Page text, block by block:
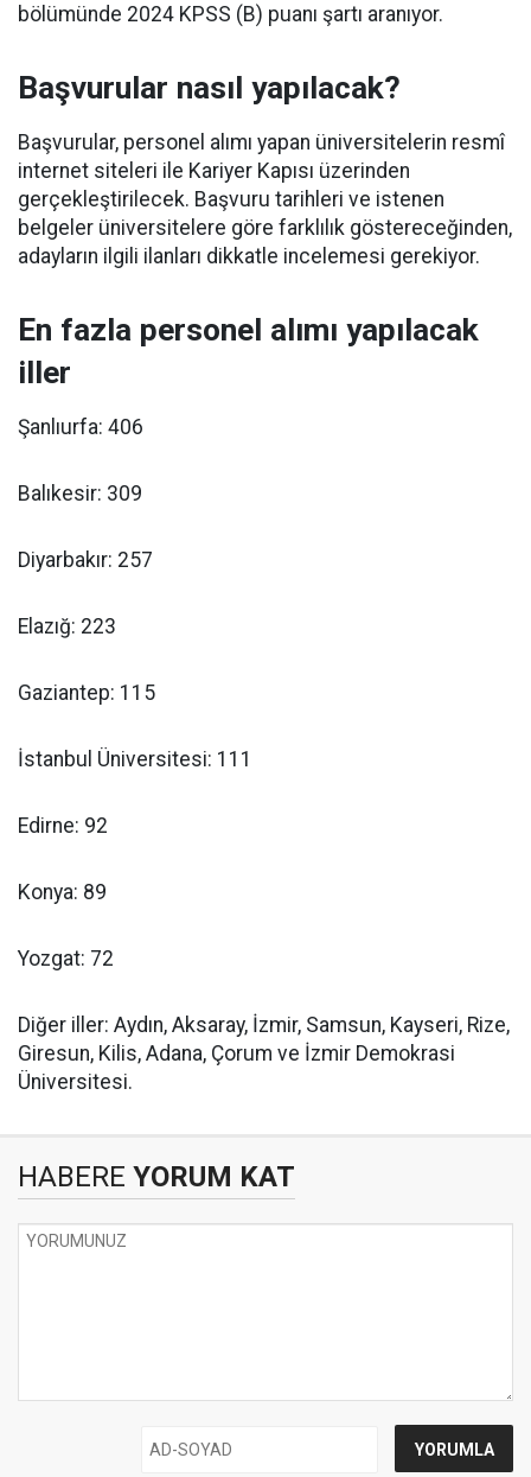
bölümünde 2024 KPSS (B) puanı şartı aranıyor.
Başvurular nasıl yapılacak?
Başvurular, personel alımı yapan üniversitelerin resmî
internet siteleri ile Kariyer Kapısı üzerinden
gerçekleştirilecek. Başvuru tarihleri ve istenen
belgeler üniversitelere göre farklılık göstereceğinden,
adayların ilgili ilanları dikkatle incelemesi gerekiyor.
En fazla personel alımı yapılacak
iller
Şanlıurfa: 406
Balıkesir: 309
Diyarbakır: 257
Elazığ: 223
Gaziantep: 115
İstanbul Üniversitesi: 111
Edirne: 92
Konya: 89
Yozgat: 72
Diğer iller: Aydın, Aksaray, İzmir, Samsun, Kayseri, Rize,
Giresun, Kilis, Adana, Çorum ve İzmir Demokrasi
Üniversitesi.
HABERE YORUM KAT